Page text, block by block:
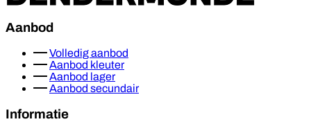
Aanbod
Volledig aanbod
Aanbod kleuter
Aanbod lager
Aanbod secundair
Informatie